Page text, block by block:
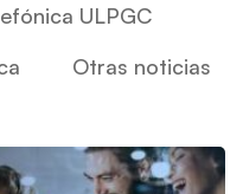
ULPGC
Otras noticias